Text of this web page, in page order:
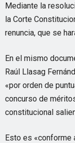
Mediante la
la Corte
renuncia, que se
En el mismo
Raúl Llasag
«por orden de
concurso de
constitucional
Esto es «conforme